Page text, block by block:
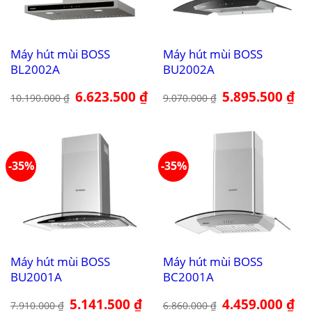
Máy hút mùi BOSS
BL2002A
10.190.000₫ Giá
gốc
6.623.500₫Giá
hiện
Máy hút mùi BOSS
BU2002A
9.070.000₫ Giá
gốc
5.895.500₫Giá
-35%
Máy hút mùi BOSS
BU2001A
7.910.000₫ Giá
5.141.500₫Giá
-35%
Máy hút mùi BOSS
BC2001A
6.860.000₫ Giá
4.459.000₫Giá